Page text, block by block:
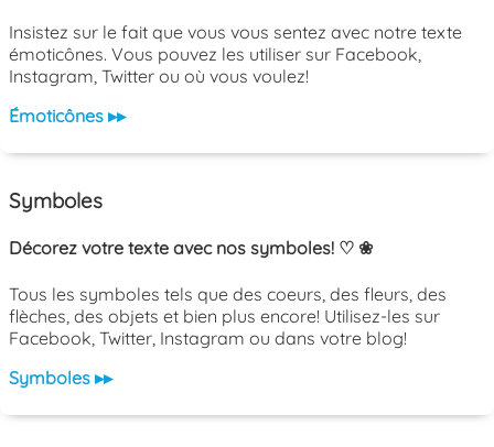
Insistez sur le fait que vous vous sentez avec notre texte
émoticônes. Vous pouvez les utiliser sur Facebook,
Instagram, Twitter ou où vous voulez!
Émoticônes ▸▸
Symboles
Décorez votre texte avec nos symboles! ♡ ❀
Tous les symboles tels que des coeurs, des fleurs, des
flèches, des objets et bien plus encore! Utilisez-les sur
Facebook, Twitter, Instagram ou dans votre blog!
Symboles ▸▸